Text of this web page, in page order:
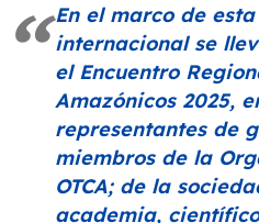
En el marco de
internacional se
el Encuentro
Amazónicos 2025,
representantes de
miembros de la
OTCA; de la
academia,